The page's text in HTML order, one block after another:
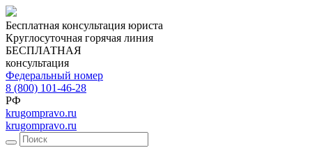
Бесплатная консультация юриста
Круглосуточная горячая линия
БЕСПЛАТНАЯ
консультация
Федеральный номер
8 (800) 101-46-28
РФ
krugompravo.ru
krugompravo.ru